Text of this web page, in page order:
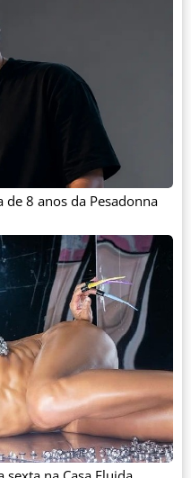
de 8 anos da Pesadonna